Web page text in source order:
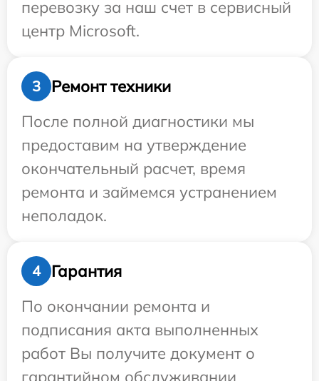
перевозку за наш счет в сервисный
центр Microsoft.
3
Ремонт техники
После полной диагностики мы
предоставим на утверждение
окончательный расчет, время
ремонта и займемся устранением
неполадок.
4
Гарантия
По окончании ремонта и
подписания акта выполненных
работ Вы получите документ о
гарантийном обслуживании